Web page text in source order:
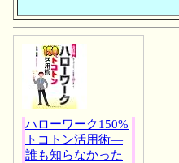
ハローワーク150%
トコトン活用術―
誰も知らなかった